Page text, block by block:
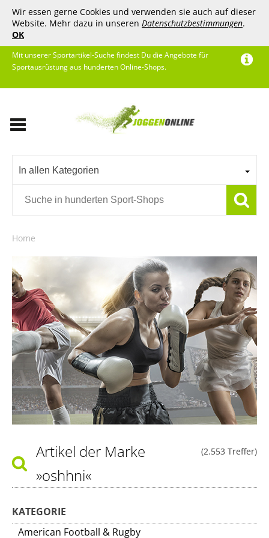
Wir essen gerne Cookies und verwenden sie auch auf dieser
Website. Mehr dazu in unseren Datenschutzbestimmungen.
OK
Mit unserer Sportartikel-Suche findest Du die Angebote für
Sportausrüstung aus hunderten Online-Shops.
In allen Kategorien
Home
(2.553 Treffer)
Artikel der Marke
»oshhni«
KATEGORIE
American Football & Rugby